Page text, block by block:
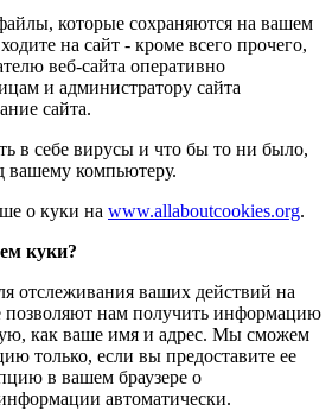
которые сохраняются на вашем
на сайт - кроме всего прочего,
веб-сайта оперативно
и администратору сайта
сайта.
в себе вирусы и что бы то ни было,
вашему компьютеру.
о куки на www.allaboutcookies.org.
куки?
отслеживания ваших действий на
позволяют нам получить информацию
как ваше имя и адрес. Мы сможем
только, если вы предоставите ее
в вашем браузере о
автоматически.